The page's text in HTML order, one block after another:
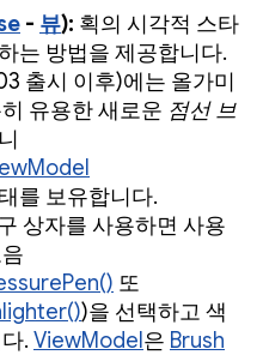
- 뷰): 획의 시각적 스타
는 방법을 제공합니다.
출시 이후)에는 올가미
유용한 새로운 점선 브
를 보유합니다.
상자를 사용하면 사용
또
)을 선택하고 색
. ViewModel 은 Brush